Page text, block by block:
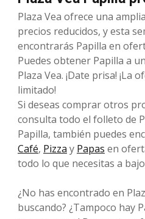
Plaza Vea ofrece una
precios reducidos, y esta
encontrarás Papilla en
Puedes obtener Papilla a
Plaza Vea. ¡Date prisa! ¡La
limitado!
Si deseas comprar otros
consulta todo el folleto de
Papilla, también puedes
Café, Pizza y Papas en
todo lo que necesitas a
¿No has encontrado en
buscando? ¿Tampoco hay